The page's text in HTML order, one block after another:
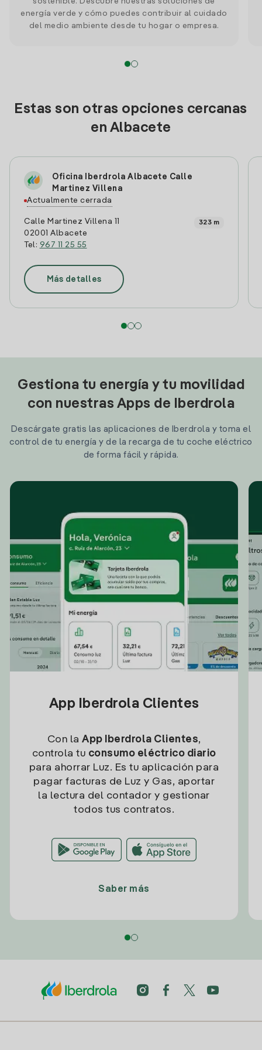
energía verde y cómo puedes contribuir al cuidado
del medio ambiente desde tu hogar o empresa.
Estas son otras opciones cercanas
en Albacete
Oficina Iberdrola Albacete Calle
Martinez Villena
Actualmente cerrada
Calle Martinez Villena 11
02001 Albacete
Tel: 967 11 25 55
323 m
Más detalles
Gestiona tu energía y tu movilidad
con nuestras Apps de Iberdrola
Descárgate gratis las aplicaciones de Iberdrola y toma el
control de tu energía y de la recarga de tu coche eléctrico
de forma fácil y rápida.
App Iberdrola Clientes
Con la App Iberdrola Clientes,
controla tu consumo eléctrico diario
para ahorrar Luz. Es tu aplicación para
pagar facturas de Luz y Gas, aportar
la lectura del contador y gestionar
todos tus contratos.
Saber más